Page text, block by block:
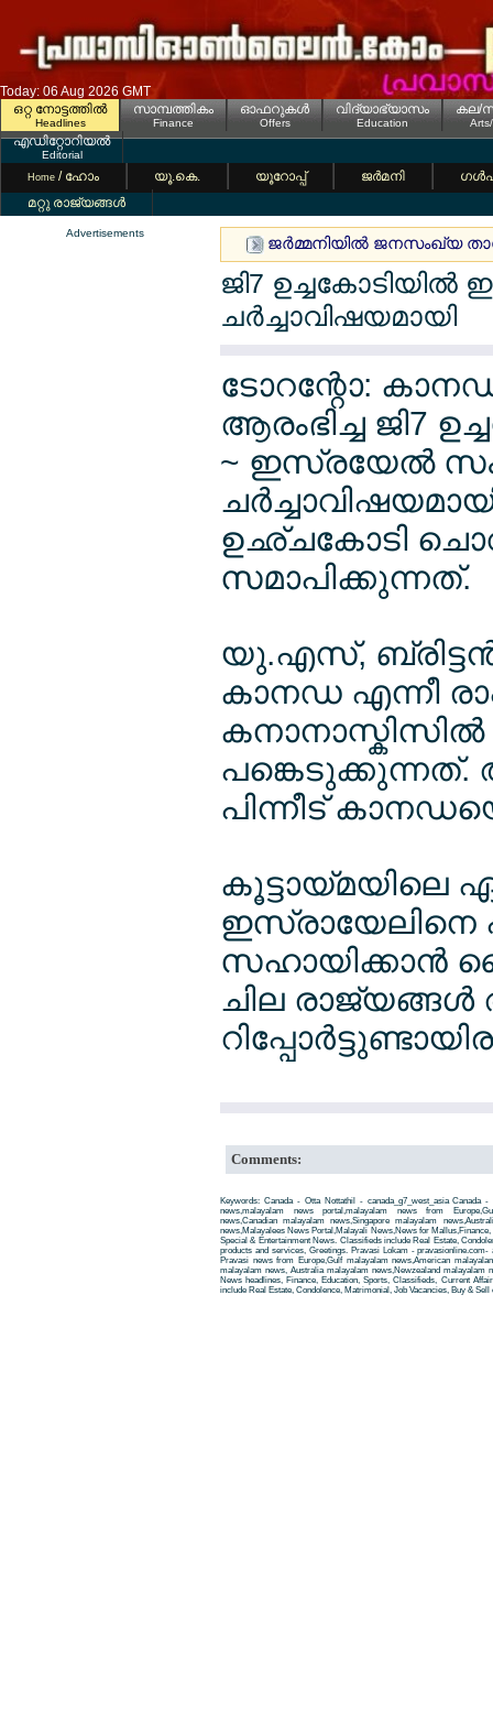
Today: 06 Aug 2026 GMT
ഒറ്റ നോട്ടത്തില്‍
Headlines
സാമ്പത്തികം
Finance
ഓഫറുകള്‍
Offers
വിദ്യാഭ്യാസം
Education
കല/
എഡിറ്റോറിയല്‍
Editorial
Home / ഹോം യൂ.കെ. യൂറോപ്പ് ജര്‍മനി
മറ്റു രാജ്യങ്ങള്‍
Advertisements
ജര്‍മ്മനിയില്‍ ജനസംഖ്യ
ജി7
ചര്‍ച്ചാവിഷയമായി
ടോറന്റോ:
ആരംഭിച്ച ജി7
~ ഇസ്രയേല്‍
ഉഛ്ചകോടി
സമാപിക്കുന്നത്.
യു.എസ്, ബ്രിട്ടന്‍,
കാനഡ എന്നീ
കനാനാസ്കിസില്‍
പങ്കെടുക്കുന്നത്.
പിന്നീട്
കൂട്ടായ്മയിലെ
ഇസ്രായേലിനെ
സഹായിക്കാന്‍
ചില രാജ്യങ്ങള്‍
Comments:
Keywords: Canada - Otta Nottathil - canada_g7_west_asia Canada -
news,malayalam news portal,malayalam news from
news,Canadian malayalam news,Singapore malayalam
news,Malayalees News Portal,Malayali News,News for
Special & Entertainment News. Classifieds include Real Estate,
products and services, Greetings. Pravasi Lokam -
Pravasi news from Europe,Gulf malayalam news,American
malayalam news, Australia malayalam news,Newzealand malayalam
News headlines, Finance, Education, Sports, Classifieds, Current
include Real Estate, Condolence, Matrimonial, Job Vacancies, Buy &